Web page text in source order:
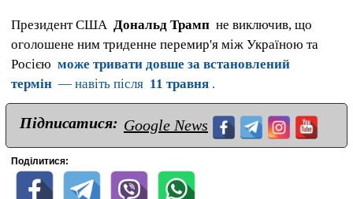
Президент США Дональд Трамп не виключив, що
оголошене ним триденне перемир'я між Україною та
Росією може тривати довше за встановлений
термін — навіть після 11 травня .
Підписатися: Google News
Поділитися: